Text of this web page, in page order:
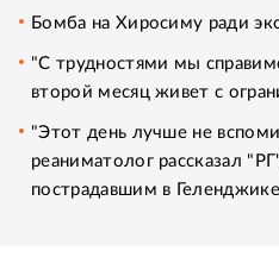
Бомба на Хиросиму ради
"С трудностями мы
второй месяц живет с
"Этот день лучше не
реаниматолог рассказал
пострадавшим в Геленджике